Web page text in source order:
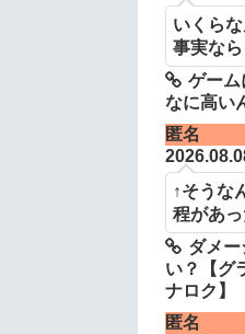
いくら
事実な
ゲーム
なに高い
匿名
↑そうな
程があ
ダメ
い？【グ
ナロク】
匿名